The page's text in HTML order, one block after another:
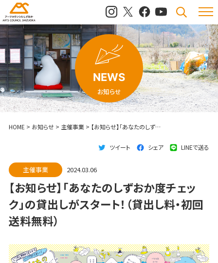
メニュ
検索
NEWS
お知らせ
HOME > お知らせ> 主催事業> 【お知らせ】「あなたのしずおか度チェック」の貸出しがスタート！（貸出し料・初回送料無料）
ツイート シェア LINEで送る
主催事業 2024.03.06
【お知らせ】「あなたのしずおか度チェッ
ク」の貸出しがスタート！（貸出し料・初回
送料無料）